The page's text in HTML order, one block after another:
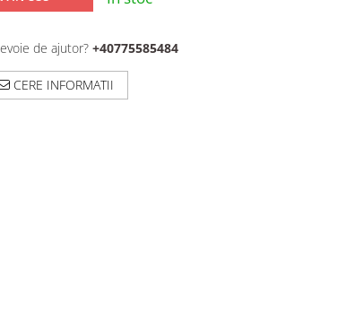
de ajutor? +40775585484
CERE INFORMATII